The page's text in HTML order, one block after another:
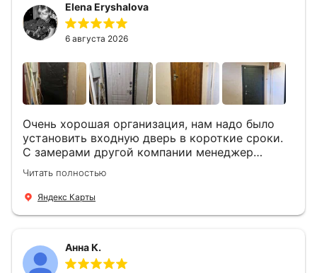
установили две двери, ответили на все
вопросы . Выполненной работой мы довольны.
Огромная всем благодарность!
Elena Eryshalova
6 августа 2026
Очень хорошая организация, нам надо было
установить входную дверь в короткие сроки.
С замерами другой компании менеджер
компании Филлип, быстро предоставил нам
варианты дверей, монтаж тоже был очень
четкий, позвонили, согласовали и установили
Читать полностью
Яндекс Карты
Анна К.